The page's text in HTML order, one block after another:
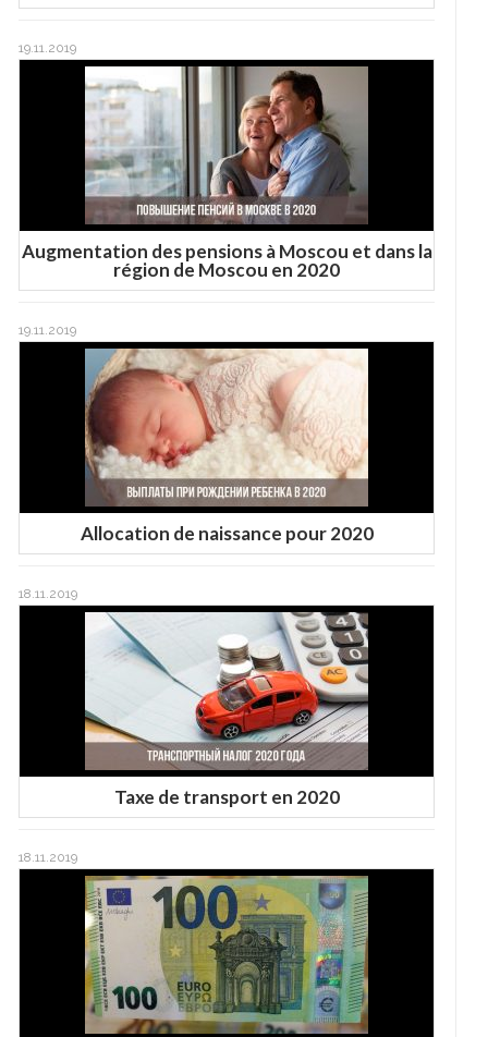
19.11.2019
Augmentation des pensions à Moscou et dans la
région de Moscou en 2020
19.11.2019
Allocation de naissance pour 2020
18.11.2019
Taxe de transport en 2020
18.11.2019